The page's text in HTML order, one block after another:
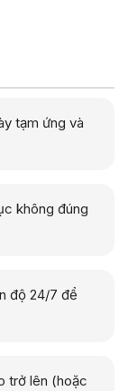
tạm ứng và
không đúng
độ 24/7 để
trở lên (hoặc